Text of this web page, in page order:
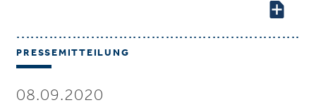
PRESSEMITTEILUNG
08.09.2020